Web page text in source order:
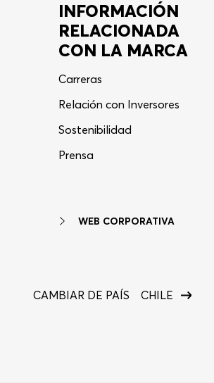
INFORMACIÓN
RELACIONADA
CON LA MARCA
Carreras
Relación con Inversores
Sostenibilidad
Prensa
WEB CORPORATIVA
CAMBIAR DE PAÍS CHILE